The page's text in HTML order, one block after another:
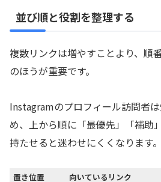
並び順と役割を整理する
複数リンクは増やすことより、順
のほうが重要です。
Instagramのプロフィール訪問者
め、上から順に「最優先」「補助
持たせると迷わせにくくなります。
置き位置 向いているリンク